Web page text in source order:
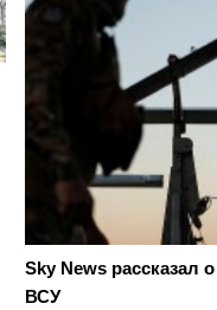
Sky News рассказал
ВСУ